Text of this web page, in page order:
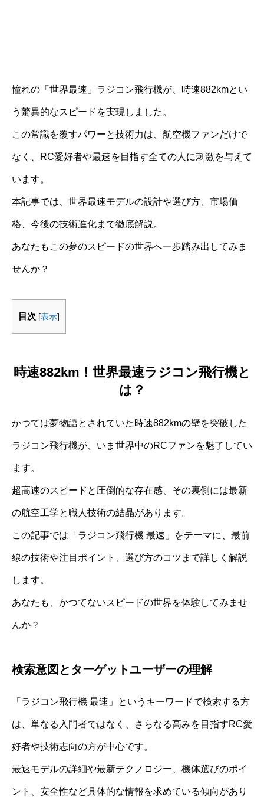
憧れの「世界最速」ラジコン飛行機が、時速882kmとい
う驚異的なスピードを実現しました。
この常識を覆すパワーと技術力は、航空機ファンだけで
なく、RC愛好者や最速を目指す全ての人に刺激を与えて
います。
本記事では、世界最速モデルの設計や選び方、市場価
格、今後の技術進化まで徹底解説。
あなたもこの夢のスピードの世界へ一歩踏み出してみま
せんか？
目次 [表示]
時速882km！世界最速ラジコン飛行機と
は？
かつては夢物語とされていた時速882kmの壁を突破した
ラジコン飛行機が、いま世界中のRCファンを魅了してい
ます。
超高速のスピードと圧倒的な存在感、その裏側には最新
の航空工学と職人技術の結晶があります。
この記事では「ラジコン飛行機 最速」をテーマに、最前
線の技術や注目ポイント、選び方のコツまで詳しく解説
します。
あなたも、かつてないスピードの世界を体験してみませ
んか？
検索意図とターゲットユーザーの理解
「ラジコン飛行機 最速」というキーワードで検索する方
は、単なる入門者ではなく、さらなる高みを目指すRC愛
好者や技術志向の方が中心です。
最速モデルの詳細や最新テクノロジー、機体選びのポイ
ント、安全性など具体的な情報を求めている傾向があり